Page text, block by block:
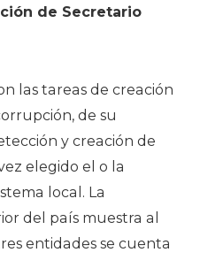
de Secretario
las tareas de creación
de su
y creación de
elegido el o la
local. La
del país muestra al
entidades se cuenta